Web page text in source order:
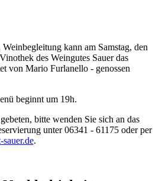
kann am Samstag, den
des Weingutes Sauer das
von Mario Furlanello - genossen
beginnt um 19h.
bitte wenden Sie sich an das
unter 06341 - 61175 oder per
.